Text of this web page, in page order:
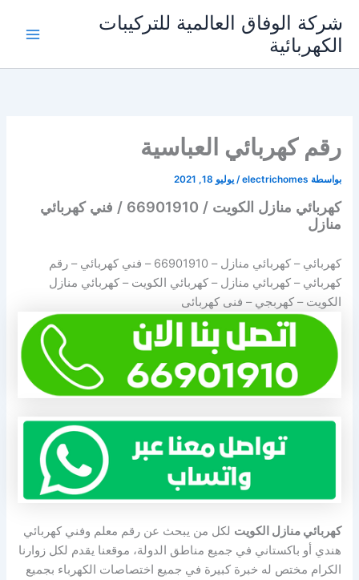
المحتوى
شركة الوفاق العالمية للتركيبات
الكهربائية
رقم كهربائي العباسية
بواسطة electrichomes
/يوليو 18, 2021
كهربائي منازل الكويت / 66901910 / فني كهربائي
منازل
كهربائي – كهربائي منازل –66901910 – فني كهربائي – رقم
كهربائي – كهربائي منازل – كهربائي الكويت – كهربائي منازل
الكويت – كهربجي – فنى كهربائى
كهربائي منازل الكويت لكل من يبحث عن رقم معلم وفني كهربائي
هندي أو باكستاني في جميع مناطق الدولة، موقعنا يقدم لكل زوارنا
الكرام مختص له خبرة كبيرة في جميع اختصاصات الكهرباء بجميع